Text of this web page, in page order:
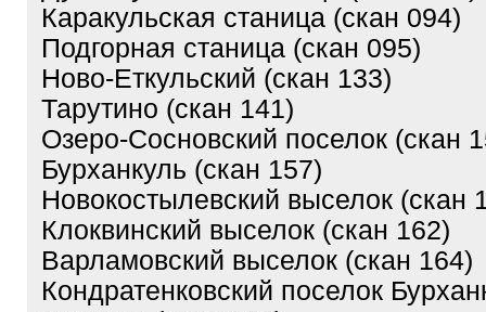
Каракульская станица (скан 094)
Подгорная станица (скан 095)
Ново-Еткульский (скан 133)
Тарутино (скан 141)
Озеро-Сосновский поселок (скан
Бурханкуль (скан 157)
Новокостылевский выселок (скан
Клоквинский выселок (скан 162)
Варламовский выселок (скан 164)
Кондратенковский поселок